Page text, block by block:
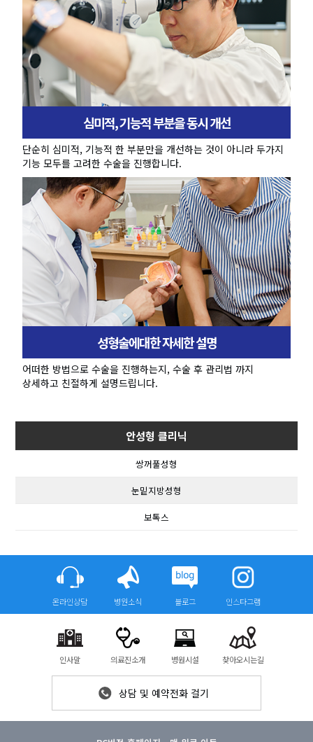
심미적, 기능적 부분을 동시 개선
단순히 심미적, 기능적 한 부분만을 개선하는 것이 아니라 두가지
기능 모두를 고려한 수술을 진행합니다.
성형술에대한 자세한 설명
어떠한 방법으로 수술을 진행하는지, 수술 후 관리법 까지
상세하고 친절하게 설명드립니다.
안성형 클리닉
쌍꺼풀성형
눈밑지방성형
보톡스
온라인상담 병원소식 블로그 인스타그램
인사말 의료진소개 병원시설 찾아오시는길
상담 및 예약전화 걸기